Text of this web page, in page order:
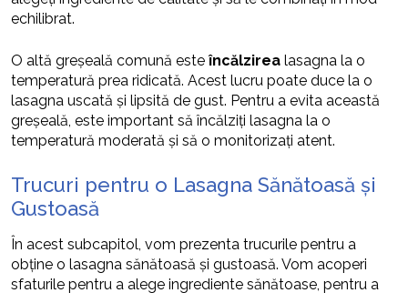
echilibrat.
O altă greșeală comună esteîncălzirea lasagna la o
temperatură prea ridicată. Acest lucru poate duce la o
lasagna uscată și lipsită de gust. Pentru a evita această
greșeală, este important să încălziți lasagna la o
temperatură moderată și să o monitorizați atent.
Trucuri pentru o Lasagna Sănătoasă și
Gustoasă
În acest subcapitol, vom prezenta trucurile pentru a
obține o lasagna sănătoasă și gustoasă. Vom acoperi
sfaturile pentru a alege ingrediente sănătoase, pentru a